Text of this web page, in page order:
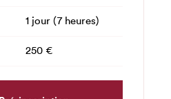
1 jour (7 heures)
250 €